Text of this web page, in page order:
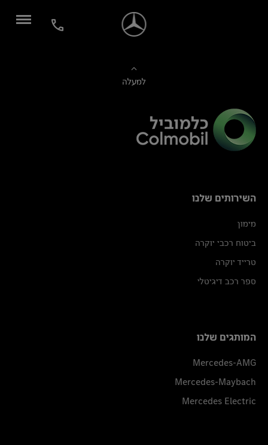
למעלה
השירותים שלנו
מימון
ביטוח רכבי יוקרה
טרייד יוקרה
ספר רכב דיגיטלי
המותגים שלנו
Mercedes-AMG
Mercedes-Maybach
Mercedes Electric